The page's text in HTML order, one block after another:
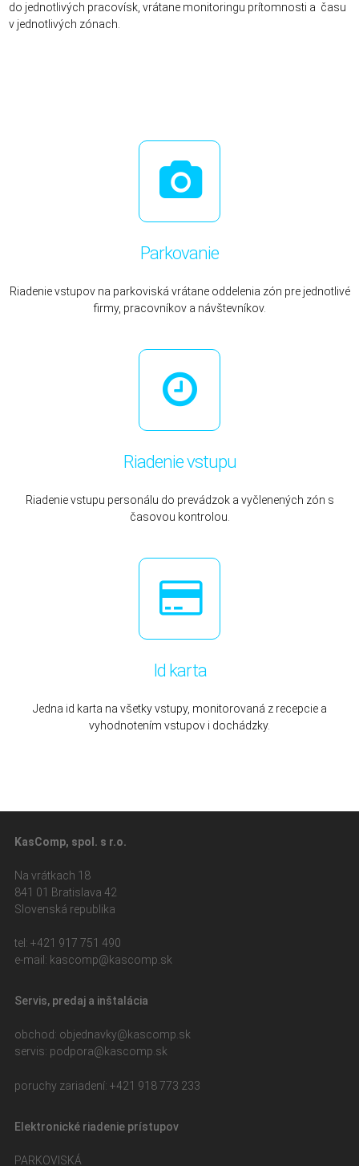
do jednotlivých pracovísk, vrátane monitoringu prítomnosti a času
v jednotlivých zónach.
Parkovanie
Riadenie vstupov na parkoviská vrátane oddelenia zón pre jednotlivé
firmy, pracovníkov a návštevníkov.
Riadenie vstupu
Riadenie vstupu personálu do prevádzok a vyčlenených zón s
časovou kontrolou.
Id karta
Jedna id karta na všetky vstupy, monitorovaná z recepcie a
vyhodnotením vstupov i dochádzky.
KasComp, spol. s r.o.
Na vrátkach 18
841 01 Bratislava 42
Slovenská republika
tel: +421 917 751 490
e-mail: kascomp@kascomp.sk
Servis, predaj a inštalácia
obchod: objednavky@kascomp.sk
servis: podpora@kascomp.sk
poruchy zariadení: +421 918 773 233
Elektronické riadenie prístupov
PARKOVISKÁ